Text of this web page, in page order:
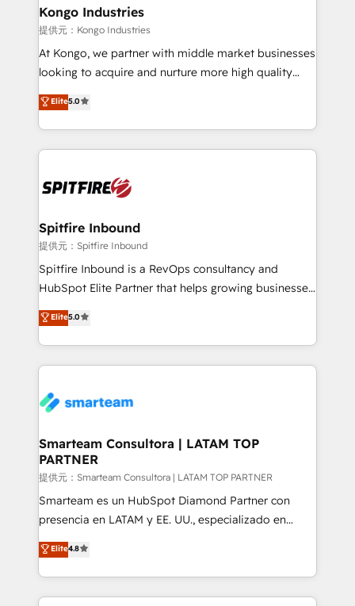
and overall revenue to a level not feasible with
traditional methods. If you’re a frustrated marketing
manager or business owner sick of wasting budget
with generic agencies and their outdated methods,
just like yours attract more high-quality leads
throughout each stage of the buying cycle with
enable sales teams with the process, technology and
training to smash targets.
Kongo Industries
提供元：Kongo Industries
At Kongo, we partner with middle market businesses
looking to acquire and nurture more high quality
leads. We use digital media, marketing cloud,
automation and software integration to drive sales
and, deliver clarity on marketing expenditure.
Elite5.0
Spitfire Inbound
提供元：Spitfire Inbound
Spitfire Inbound is a RevOps consultancy and
HubSpot Elite Partner that helps growing businesses
design predictable, scalable revenue-driving
strategies. With offices in South Africa and London,
we take a RevOps-led approach that aligns sales,
marketing & service, breaks down silos, and gives
confidence. We deliver end to end strategy and
and technology around a single source of truth to
support sustainable growth and better decision-
making. Working with clients locally and globally, our
expertise includes HubSpot onboarding and CRM
implementation, automation, sales and customer
and data-driven campaigns. Winners of the first
Global HEART Award, Yamini Rogan, CEO of
Elite5.0
Smarteam Consultora | LATAM TOP
PARTNER
提供元：Smarteam Consultora | LATAM TOP PARTNER
Smarteam es un HubSpot Diamond Partner con
presencia en LATAM y EE. UU., especializado en
implementaciones de HubSpot, integraciones API y
optimización de procesos comerciales con IA. Con
más de 6 años de experiencia, hemos liderado 100+
implementaciones conectando HubSpot con SAP,
Elite4.8